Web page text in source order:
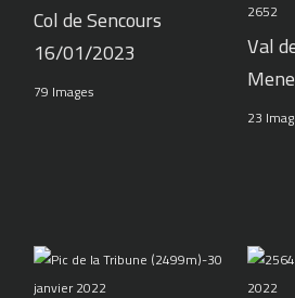
Col de Sencours
16/01/2023
79 Images
Val
23